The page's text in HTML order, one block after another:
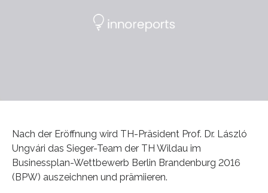
Nach der Eröffnung wird TH-Präsident Prof. Dr. László
Ungvári das Sieger-Team der TH Wildau im
Businessplan-Wettbewerb Berlin Brandenburg 2016
(BPW) auszeichnen und prämiieren.